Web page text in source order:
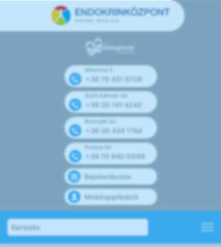
Mammut II
+36 70 431 9728
Széll Kálmán tér
+36 30 141 4242
Bosnyák tér
+36 30 434 1744
Kolosy tér
+36 70 940 0099
Bejelentkezés
Mobilapplikáció